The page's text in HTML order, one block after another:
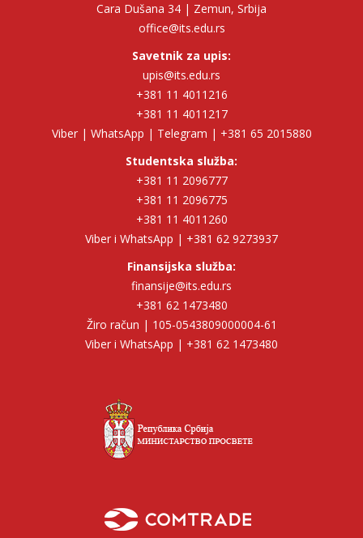
Cara Dušana 34 | Zemun, Srbija
office@its.edu.rs
Savetnik za upis:
upis@its.edu.rs
+381 11 4011216
+381 11 4011217
Viber | WhatsApp | Telegram | +381 65 2015880
Studentska služba:
+381 11 2096777
+381 11 2096775
+381 11 4011260
Viber i WhatsApp | +381 62 9273937
Finansijska služba:
finansije@its.edu.rs
+381 62 1473480
Žiro račun | 105-0543809000004-61
Viber i WhatsApp | +381 62 1473480